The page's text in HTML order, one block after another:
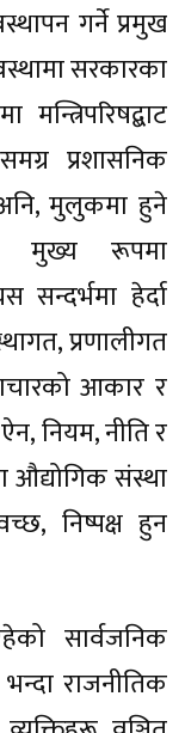
गर्ने प्रमुख
सरकारका
मन्त्रिपरिषद्बाट
प्रशासनिक
मुलुकमा हुने
मुख्य रूपमा
सन्दर्भमा हेर्दा
प्रणालीगत
आकार र
नियम, नीति र
औद्योगिक संस्था
निष्पक्ष हुन
सार्वजनिक
राजनीतिक